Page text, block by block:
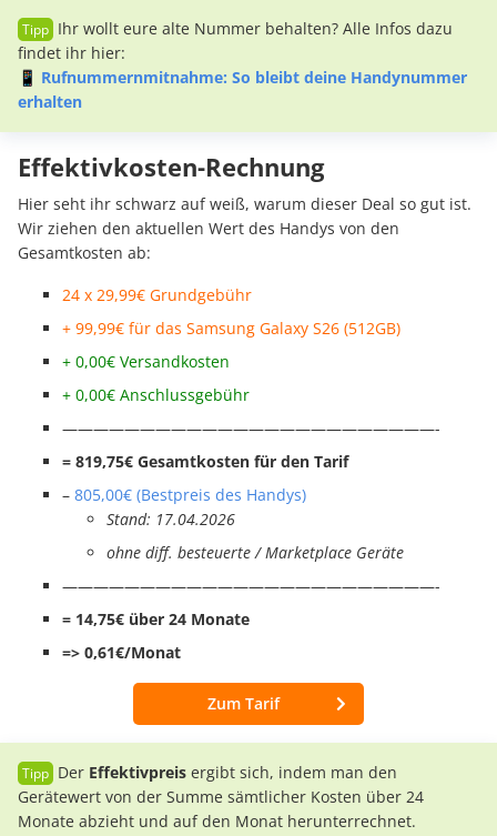
Ihr wollt eure alte Nummer behalten? Alle Infos dazu
findet ihr hier:
📱 Rufnummernmitnahme: So bleibt deine Handynummer
erhalten
Effektivkosten-Rechnung
Hier seht ihr schwarz auf weiß, warum dieser Deal so gut ist.
Wir ziehen den aktuellen Wert des Handys von den
Gesamtkosten ab:
24 x 29,99€ Grundgebühr
+ 99,99€ für das Samsung Galaxy S26 (512GB)
+ 0,00€ Versandkosten
+ 0,00€ Anschlussgebühr
————————————————————————-
= 819,75€ Gesamtkosten für den Tarif
– 805,00€ (Bestpreis des Handys)
Stand: 17.04.2026
ohne diff. besteuerte / Marketplace Geräte
————————————————————————-
= 14,75€ über 24 Monate
=> 0,61€/Monat
Zum Tarif
Der Effektivpreis ergibt sich, indem man den
Gerätewert von der Summe sämtlicher Kosten über 24
Monate abzieht und auf den Monat herunterrechnet.